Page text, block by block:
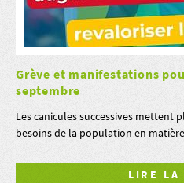
Grève et manifestations
septembre
Les canicules successives mettent
besoins de la population en
LIRE LA